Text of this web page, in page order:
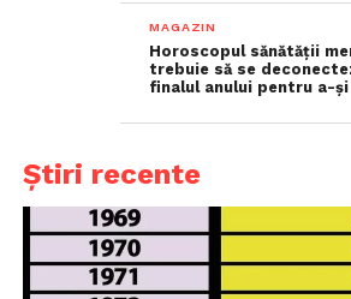
MAGAZIN
Horoscopul sănătății
trebuie să se
finalul anului pentru a-
Știri recente